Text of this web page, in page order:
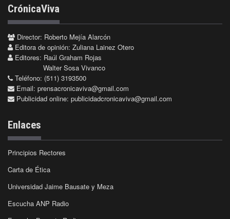
CrónicaViva
Director: Roberto Mejía Alarcón
Editora de opinión: Zuliana Lainez Otero
Editores: Raúl Graham Rojas
Walter Sosa Vivanco
Teléfono: (511) 3193500
Email: prensacronicaviva@gmail.com
Publicidad online: publicidadcronicaviva@gmail.com
Enlaces
Principios Rectores
Carta de Ética
Universidad Jaime Bausate y Meza
Escucha ANP Radio